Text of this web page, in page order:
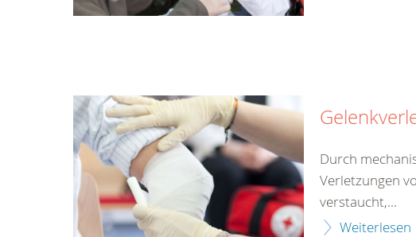
Durch
Verletzungen
verstaucht,...
Weiterlesen